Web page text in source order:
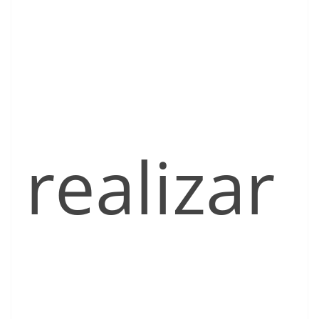
realizar